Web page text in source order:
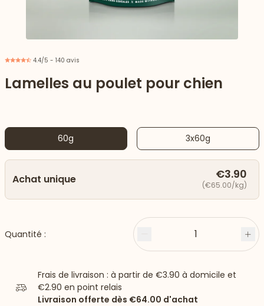
vers le bas
4.4/5 - 140 avis
Lamelles au poulet pour chien
60g 3x60g
Achat unique €3.90
(€65.00/kg)
Quantité : Moins 1
Frais de livraison : à partir de €3.90 à domicile et
€2.90 en point relais
Livraison offerte dès €64.00 d'achat